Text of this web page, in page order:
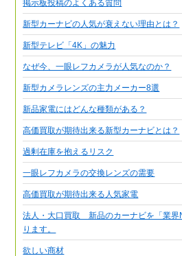
掲示板投稿のよくある質問
新型カーナビの人気が衰えない理由とは？
新型テレビ「4K」の魅力
なぜ今、一眼レフカメラが人気なのか？
新型カメラレンズの主力メーカー8選
新品家電にはどんな種類がある？
高価買取が期待出来る新型カーナビとは？
過剰在庫を抱えるリスク
一眼レフカメラの交換レンズの需要
高価買取が期待出来る人気家電
法人・大口買取 新品のカーナビを「業界
ります。
欲しい商材